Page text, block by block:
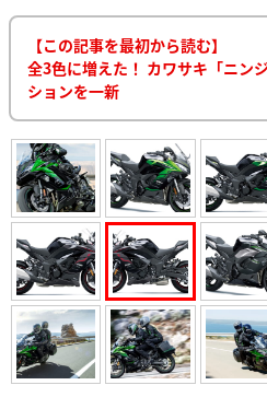
【この記事を最初から読む】
全3色に増えた！ カワサキ「ニン
ションを一新